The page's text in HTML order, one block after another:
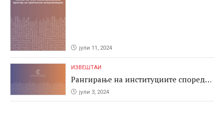
јули 11, 2024
ИЗВЕШТАИ
Рангирање на институциите според
антикорупциските перформаси во
јавните набавки
јули 3, 2024